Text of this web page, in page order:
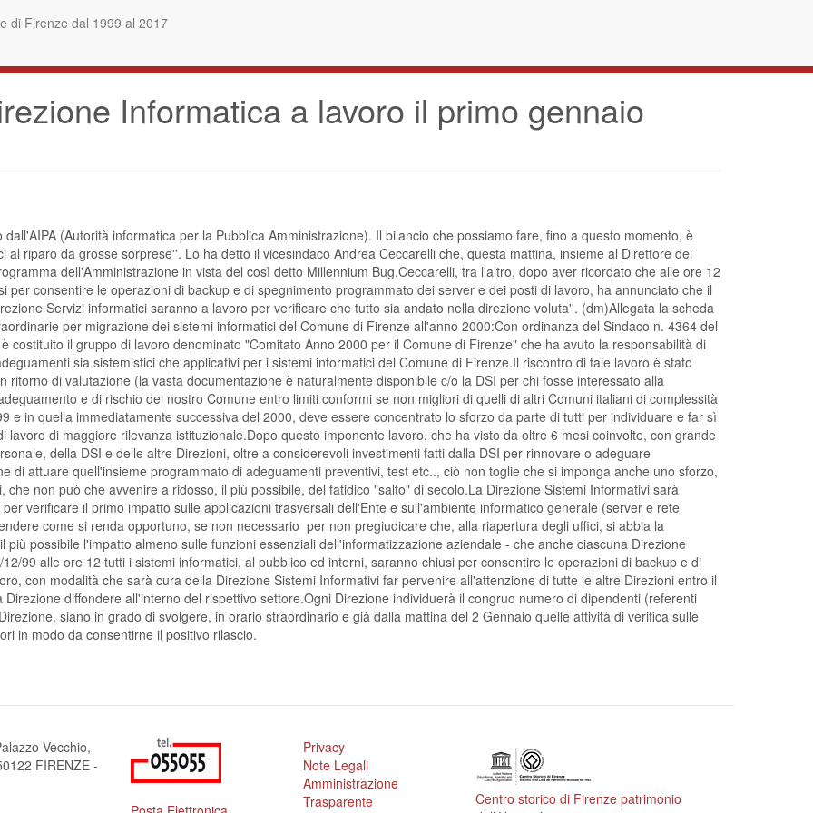
di Firenze dal 1999 al 2017
Informatica a lavoro il primo gennaio
dall'AIPA (Autorità informatica per la Pubblica Amministrazione). Il bilancio che possiamo fare, fino a questo momento, è
riparo da grosse sorprese''. Lo ha detto il vicesindaco Andrea Ceccarelli che, questa mattina, insieme al Direttore dei
dell'Amministrazione in vista del così detto Millennium Bug.Ceccarelli, tra l'altro, dopo aver ricordato che alle ore 12
per consentire le operazioni di backup e di spegnimento programmato dei server e dei posti di lavoro, ha annunciato che il
Servizi informatici saranno a lavoro per verificare che tutto sia andato nella direzione voluta''. (dm)Allegata la scheda
per migrazione dei sistemi informatici del Comune di Firenze all'anno 2000:Con ordinanza del Sindaco n. 4364 del
costituito il gruppo di lavoro denominato "Comitato Anno 2000 per il Comune di Firenze" che ha avuto la responsabilità di
sia sistemistici che applicativi per i sistemi informatici del Comune di Firenze.Il riscontro di tale lavoro è stato
ritorno di valutazione (la vasta documentazione è naturalmente disponibile c/o la DSI per chi fosse interessato alla
e di rischio del nostro Comune entro limiti conformi se non migliori di quelli di altri Comuni italiani di complessità
e in quella immediatamente successiva del 2000, deve essere concentrato lo sforzo da parte di tutti per individuare e far sì
di maggiore rilevanza istituzionale.Dopo questo imponente lavoro, che ha visto da oltre 6 mesi coinvolte, con grande
della DSI e delle altre Direzioni, oltre a considerevoli investimenti fatti dalla DSI per rinnovare o adeguare
di attuare quell'insieme programmato di adeguamenti preventivi, test etc.., ciò non toglie che si imponga anche uno sforzo,
non può che avvenire a ridosso, il più possibile, del fatidico "salto" di secolo.La Direzione Sistemi Informativi sarà
verificare il primo impatto sulle applicazioni trasversali dell'Ente e sull'ambiente informatico generale (server e rete
come si renda opportuno, se non necessario  per non pregiudicare che, alla riapertura degli uffici, si abbia la
possibile l'impatto almeno sulle funzioni essenziali dell'informatizzazione aziendale - che anche ciascuna Direzione
99 alle ore 12 tutti i sistemi informatici, al pubblico ed interni, saranno chiusi per consentire le operazioni di backup e di
con modalità che sarà cura della Direzione Sistemi Informativi far pervenire all'attenzione di tutte le altre Direzioni entro il
diffondere all'interno del rispettivo settore.Ogni Direzione individuerà il congruo numero di dipendenti (referenti
siano in grado di svolgere, in orario straordinario e già dalla mattina del 2 Gennaio quelle attività di verifica sulle
in modo da consentirne il positivo rilascio.
Vecchio,
FIRENZE -
Privacy
Note Legali
Amministrazione
Trasparente
Centro storico di Firenze patrimonio